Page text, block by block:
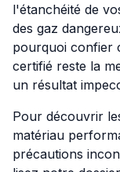
l'étanchéité de
des gaz
pourquoi confier
certifié reste la
un résultat
Pour découvrir
matériau
précautions